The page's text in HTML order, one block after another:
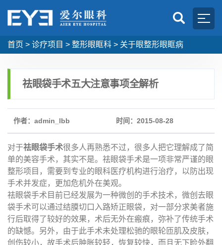
首页 > 诊疗项目 > 整形眼眶科 > 关于眼整形眼眶病
祛眼袋手术五大注意事项全解析
作者：admin_lbb 时间：2015-08-28
对于祛眼袋手术很多人再熟悉不过，很多人把它理解成了简
单的美容手术，其实不是。祛眼袋手术是一项非常严谨的眼
整形项目，需要到专业的眼科医疗机构进行治疗，以防出现
手术并发症，更加危机外在美观。
祛眼袋手术目前已经发展为一种微创的手术技术，微创去眼
袋手术可以通过结膜切口入路矫正眼袋，对一部分求美者施
行后取得了较好的效果，术后无外在瘢痕，弥补了传统手术
的缺憾。另外，由于此手术未处理松驰的眼轮匝肌及皮肤，
创伤较小，故手术后肿胀较轻，恢复较快，而且无下睑外翻